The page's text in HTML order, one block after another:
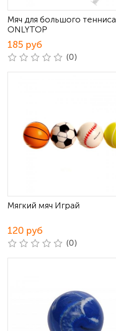
Мяч для большого тенниса
ONLYTOP
185 руб
(0)
Мягкий мяч Играй
120 руб
(0)